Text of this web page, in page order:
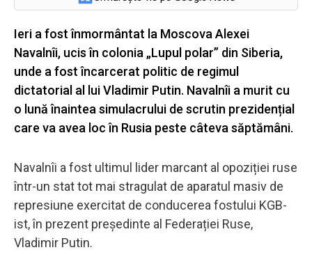
Ieri a fost înmormântat la Moscova Alexei
Navalnîi, ucis în colonia „Lupul polar” din Siberia,
unde a fost încarcerat politic de regimul
dictatorial al lui Vladimir Putin. Navalnîi a murit cu
o lună înaintea simulacrului de scrutin prezidențial
care va avea loc în Rusia peste câteva săptămâni.
Navalnîi a fost ultimul lider marcant al opoziției ruse
într-un stat tot mai stragulat de aparatul masiv de
represiune exercitat de conducerea fostului KGB-
ist, în prezent președinte al Federației Ruse,
Vladimir Putin.